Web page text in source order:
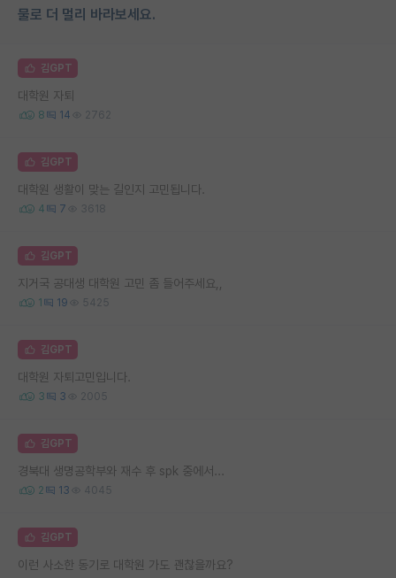
물로 더 멀리 바라보세요.
김GPT
대학원 자퇴
8 14 2762
김GPT
대학원 생활이 맞는 길인지 고민됩니다.
4 7 3618
김GPT
지거국 공대생 대학원 고민 좀 들어주세요,,
1 19 5425
김GPT
대학원 자퇴고민입니다.
3 3 2005
김GPT
경북대 생명공학부와 재수 후 spk 중에서...
2 13 4045
김GPT
이런 사소한 동기로 대학원 가도 괜찮을까요?